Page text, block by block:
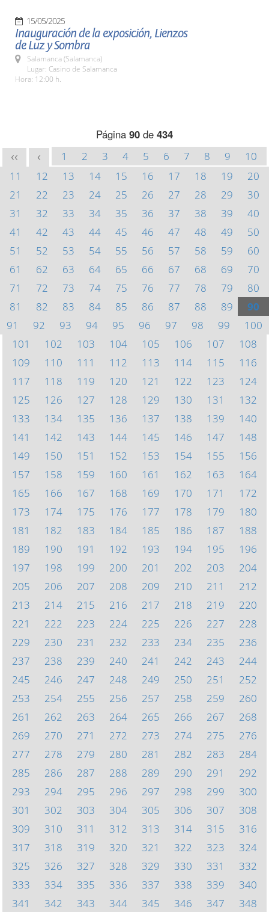
15/05/2025
Inauguración de la exposición, Lienzos
de Luz y Sombra
Salamanca (Salamanca)
Lugar: Casino de Salamanca
Hora: 12:00 h.
Página 90 de 434
<< < 1 2 3 4 5 6 7 8 9
10
11
12 13 14 15 16 17 18 19
20
21
22 23 24 25 26 27 28 29
30
31
32 33 34 35 36 37 38 39
40
41
42 43 44 45 46 47 48 49
50
51
52 53 54 55 56 57 58 59
60
61
62 63 64 65 66 67 68 69
70
71
72 73 74 75 76 77 78 79
80
81
82 83 84 85 86 87 88 89
90
91
92 93 94 95 96 97 98 99
100
101
102 103 104 105 106 107
108
109
110 111 112 113 114 115
116
117
118 119 120 121 122 123
124
125
126 127 128 129 130 131
132
133
134 135 136 137 138 139
140
141
142 143 144 145 146 147
148
149
150 151 152 153 154 155
156
157
158 159 160 161 162 163
164
165
166 167 168 169 170 171
172
173
174 175 176 177 178 179
180
181
182 183 184 185 186 187
188
189
190 191 192 193 194 195
196
197
198 199 200 201 202 203
204
205
206 207 208 209 210 211
212
213
214 215 216 217 218 219
220
221
222 223 224 225 226 227
228
229
230 231 232 233 234 235
236
237
238 239 240 241 242 243
244
245
246 247 248 249 250 251
252
253
254 255 256 257 258 259
260
261
262 263 264 265 266 267
268
269
270 271 272 273 274 275
276
277
278 279 280 281 282 283
284
285
286 287 288 289 290 291
292
293
294 295 296 297 298 299
300
301
302 303 304 305 306 307
308
309
310 311 312 313 314 315
316
317
318 319 320 321 322 323
324
325
326 327 328 329 330 331
332
333
334 335 336 337 338 339
340
341
342 343 344 345 346 347 348